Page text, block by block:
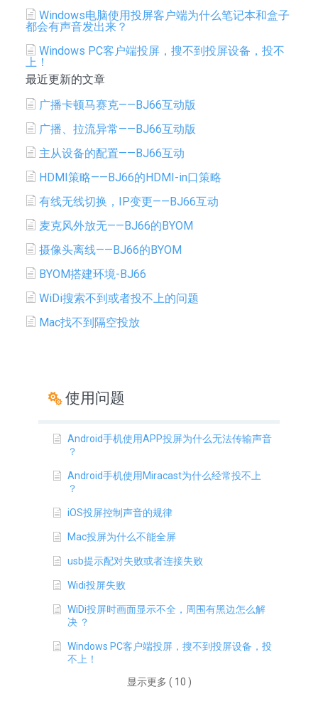
Windows电脑使用投屏客户端为什么笔记本和盒子
都会有声音发出来？
Windows PC客户端投屏，搜不到投屏设备，投不
上！
最近更新的文章
广播卡顿马赛克——BJ66互动版
广播、拉流异常——BJ66互动版
主从设备的配置——BJ66互动
HDMI策略——BJ66的HDMI-in口策略
有线无线切换，IP变更——BJ66互动
麦克风外放无——BJ66的BYOM
摄像头离线——BJ66的BYOM
BYOM搭建环境-BJ66
WiDi搜索不到或者投不上的问题
Mac找不到隔空投放
使用问题
Android手机使用APP投屏为什么无法传输声音
？
Android手机使用Miracast为什么经常投不上
？​
iOS投屏控制声音的规律
Mac投屏为什么不能全屏
usb提示配对失败或者连接失败
Widi投屏失败
WiDi投屏时画面显示不全，周围有黑边怎么解
决 ？
Windows PC客户端投屏，搜不到投屏设备，投
不上！
显示更多 ( 10 )